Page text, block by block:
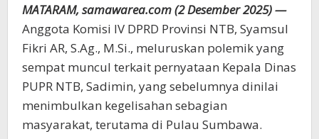
Keterbatasan
Anggaran
MATARAM, samawarea.com (2 Desember 2025) —
Anggota Komisi IV DPRD Provinsi NTB, Syamsul
Fikri AR, S.Ag., M.Si., meluruskan polemik yang
sempat muncul terkait pernyataan Kepala Dinas
PUPR NTB, Sadimin, yang sebelumnya dinilai
menimbulkan kegelisahan sebagian
masyarakat, terutama di Pulau Sumbawa.